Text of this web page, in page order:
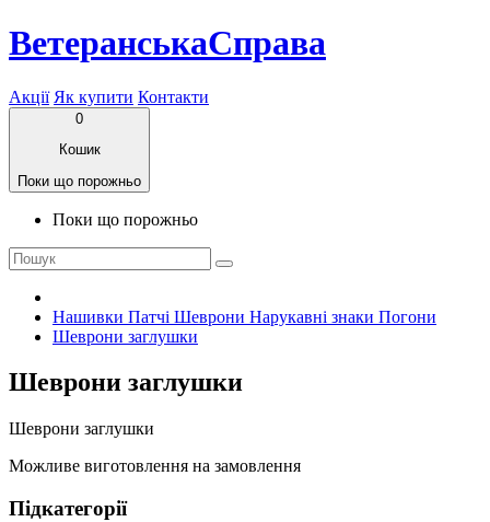
ВетеранськаСправа
Акції Як купити Контакти
0
Кошик
Поки що порожньо
Поки що порожньо
Нашивки Патчі Шеврони Нарукавні знаки Погони
Шеврони заглушки
Шеврони заглушки
Шеврони заглушки
Можливе виготовлення на замовлення
Підкатегорії